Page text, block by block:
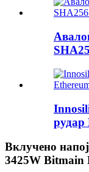
рудар
Вклучено
3425W Bitmain